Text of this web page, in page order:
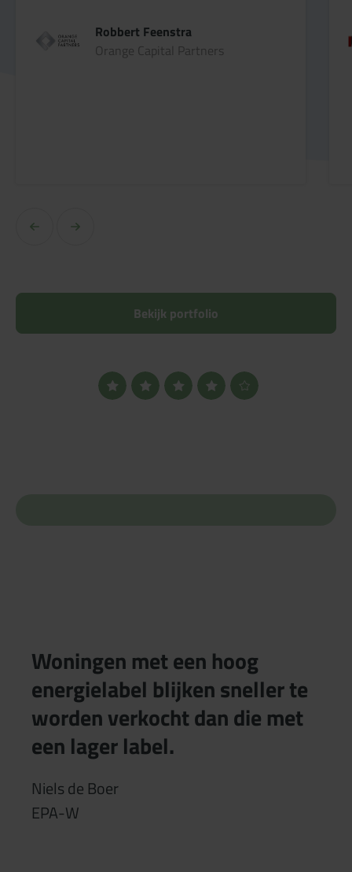
Robbert Feenstra
Orange Capital Partners
Bekijk portfolio
Woningen met een hoog
energielabel blijken sneller te
worden verkocht dan die met
een lager label.
Niels de Boer
EPA-W